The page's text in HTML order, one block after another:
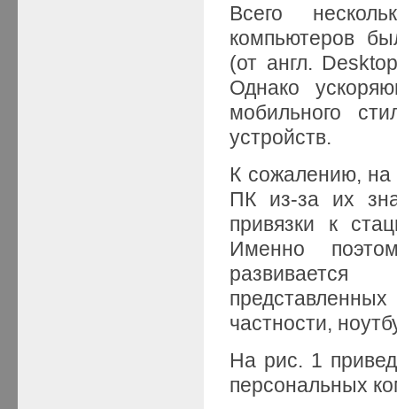
Всего
компьютеров
(от англ.
Однако
мобильного
устройств.
К сожалению, на
ПК из-за их
привязки к
Именно
частности,
На рис. 1
персональных